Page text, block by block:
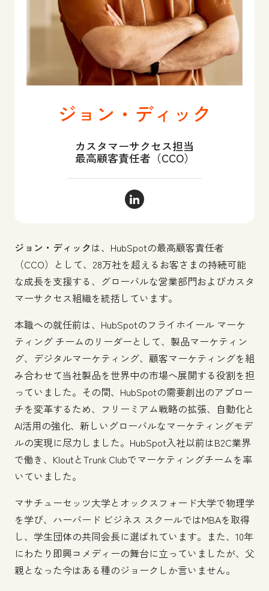
ジョン・ディック
カスタマーサクセス担当
最高顧客責任者（CCO）
ジョン・ディック LinkedIn
ジョン・ディックは、HubSpotの最高顧客責任者
（CCO）として、28万社を超えるお客さまの持続可能
な成長を支援する、グローバルな営業部門およびカスタ
マーサクセス組織を統括しています。
本職への就任前は、HubSpotのフライホイール マーケ
ティング チームのリーダーとして、製品マーケティン
グ、デジタルマーケティング、顧客マーケティングを組
み合わせて当社製品を世界中の市場へ展開する役割を担
っていました。その間、HubSpotの需要創出のアプロー
チを変革するため、フリーミアム戦略の拡張、自動化と
AI活用の強化、新しいグローバルなマーケティングモデ
ルの実現に尽力しました。HubSpot入社以前はB2C業界
で働き、KloutとTrunk Clubでマーケティングチームを率
いていました。
マサチューセッツ大学とオックスフォード大学で物理学
を学び、ハーバード ビジネス スクールではMBAを取得
し、学生団体の共同会長に選ばれています。また、10年
にわたり即興コメディーの舞台に立っていましたが、父
親となった今はある種のジョークしか言いません。